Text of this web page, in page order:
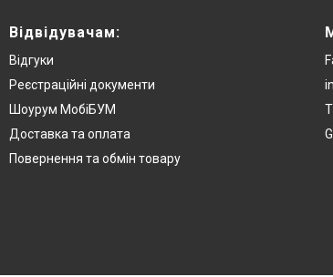
Відвідувачам:
Відгуки
Реєстраційні документи
Шоурум МобіБУМ
Доставка та оплата
Повернення та обмін товару